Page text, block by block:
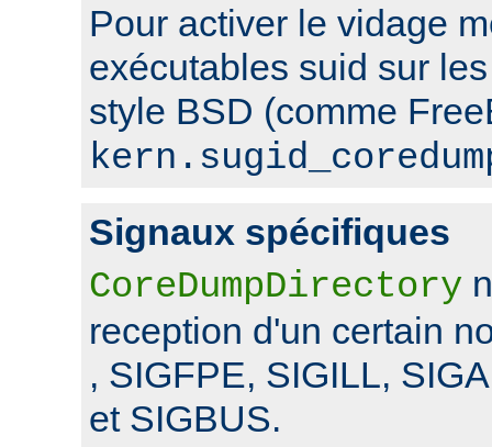
Pour activer le vidage
exécutables suid sur
style BSD (comme
Signaux spécifiques
CoreDumpDirectory
reception d'un certain
, SIGFPE, SIGILL,
et SIGBUS.